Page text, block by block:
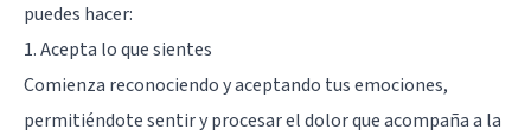
puedes hacer:
1. Acepta lo que sientes
Comienza reconociendo y aceptando tus emociones,
permitiéndote sentir y procesar el dolor que acompaña a la